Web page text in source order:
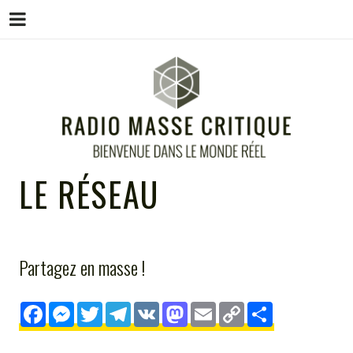
RADIO MASSE CRITIQUE
LE RÉSEAU
Partagez en masse !
F
a
M
e
T
wi
T
el
V
K
M
a
E
m
C
o h
Menu